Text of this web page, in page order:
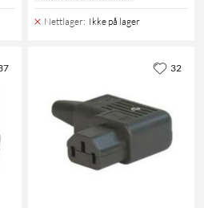
Nettlager: Ikke på lager
32